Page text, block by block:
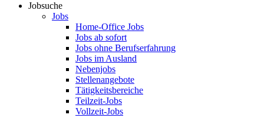
Jobsuche
Jobs
Home-Office Jobs
Jobs ab sofort
Jobs ohne Berufserfahrung
Jobs im Ausland
Nebenjobs
Stellenangebote
Tätigkeitsbereiche
Teilzeit-Jobs
Vollzeit-Jobs